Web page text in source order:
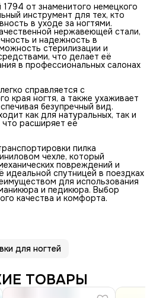
1794 от знаменитого немецкого
инструмент для тех, кто
в уходе за ногтями.
нержавеющей стали,
и надежность в
стерилизации и
что делает её
в профессиональных салонах
справляется с
края ногтя, а также ухаживает
безупречный вид.
как для натуральных, так и
что расширяет её
пилка
чехле, который
повреждений и
идеальной спутницей в поездках
для использования
и педикюра. Выбор
качества и комфорта.
для ногтей
ТОВАРЫ